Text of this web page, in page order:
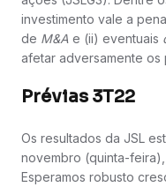
investimento vale a
de M&A e (ii) eventuais
afetar adversamente os
Prévias 3T22
Os resultados da JSL
novembro (quinta-
Esperamos robusto